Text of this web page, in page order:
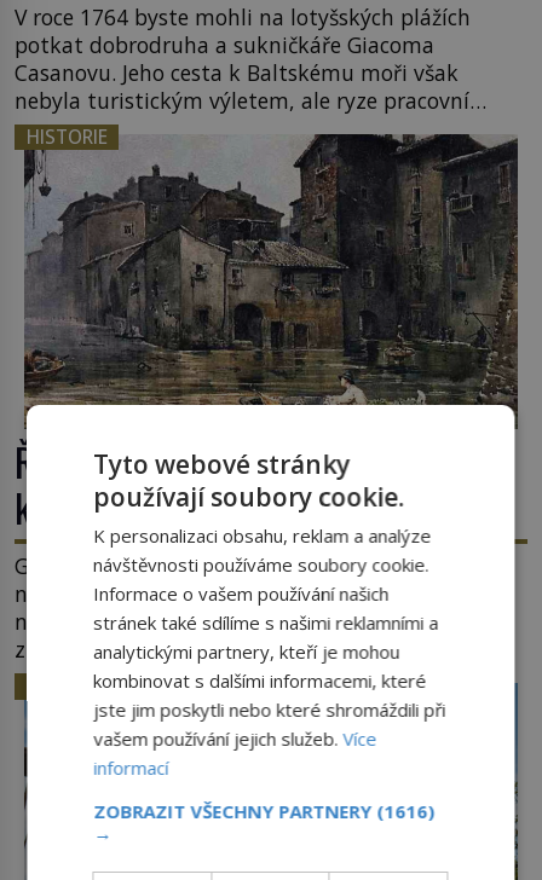
V roce 1764 byste mohli na lotyšských plážích
potkat dobrodruha a sukničkáře Giacoma
Casanovu. Jeho cesta k Baltskému moři však
nebyla turistickým výletem, ale ryze pracovní
cestou se zištnými úmysly. Jaký cíl Casanova
sledoval, když se například procházel uličkami
lotyšské Rigy? Casanova v Pobaltí kontaktoval
tamní zednářské lóže. Nebyl v této oblasti žádným
nováčkem, protože do zednářské […]
HISTORIE
Římské ghetto: Místo, kam papež
kamenem dohodil
Ghetto je část města, kde musí žít, většinou
nedobrovolně, náboženská, rasová nebo
národnostní menšina obyvatel. Bohaté historické
zkušenosti mají s takovým životem Židé. Už od
středověku jsou totiž v každou chvíli nuceni v
nějakém žít. Mezi ty nejslavnější patří i římské
ghetto založené v roce 1555. Pokud jde o vztah
k Židům, nemá se Řím čím chlubit. […]
HISTORIE
Tyto webové stránky
používají soubory cookie.
K personalizaci obsahu, reklam a analýze
návštěvnosti používáme soubory cookie.
Informace o vašem používání našich
stránek také sdílíme s našimi reklamními a
analytickými partnery, kteří je mohou
kombinovat s dalšími informacemi, které
jste jim poskytli nebo které shromáždili při
vašem používání jejich služeb.Více
informací
ZOBRAZIT VŠECHNY PARTNERY (1616)
→